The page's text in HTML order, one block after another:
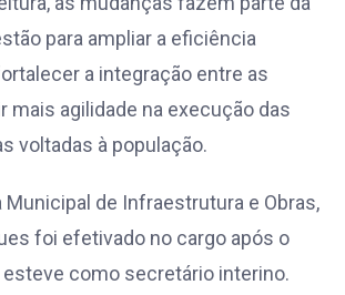
para ampliar a eficiência
a integração entre as
mais agilidade na execução das
voltadas à população.
Municipal de Infraestrutura e Obras,
foi efetivado no cargo após o
como secretário interino.